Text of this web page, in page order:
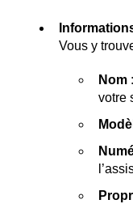
Vous y
Nom
votre